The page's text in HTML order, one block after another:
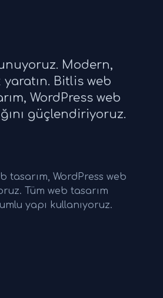
Modern,
Bitlis web
WordPress web
güçlendiriyoruz.
tasarım, WordPress web
Tüm web tasarım
yapı kullanıyoruz.